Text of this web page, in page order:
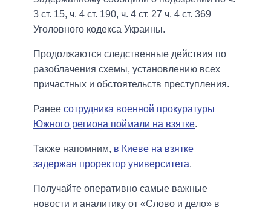
3 ст. 15, ч. 4 ст. 190, ч. 4 ст. 27 ч. 4 ст. 369
Уголовного кодекса Украины.
Продолжаются следственные действия по
разоблачения схемы, установлению всех
причастных и обстоятельств преступления.
Ранее сотрудника военной прокуратуры
Южного региона поймали на взятке.
Также напомним, в Киеве на взятке
задержан проректор университета.
Получайте оперативно самые важные
новости и аналитику от «Слово и дело» в